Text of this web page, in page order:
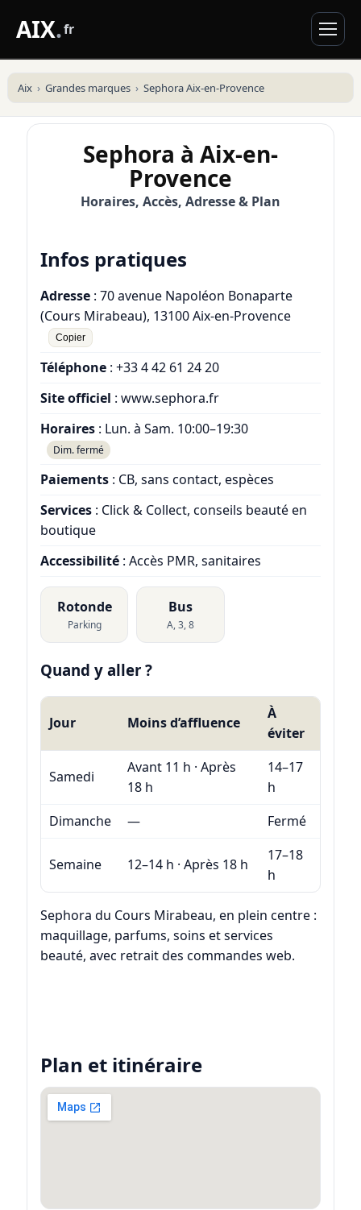
AIX.fr
Aix Grandes marques Sephora Aix-en-Provence
Sephora à Aix-en-
Provence
Horaires, Accès, Adresse & Plan
Infos pratiques
Adresse: 70 avenue Napoléon Bonaparte
(Cours Mirabeau), 13100 Aix-en-Provence
Copier
Téléphone: +33 4 42 61 24 20
Site officiel : www.sephora.fr
Horaires: Lun. à Sam. 10:00–19:30
Dim. fermé
Paiements: CB, sans contact, espèces
Services: Click & Collect, conseils beauté en
boutique
Accessibilité: Accès PMR, sanitaires
Rotonde
Parking
Bus
A, 3, 8
Quand y aller ?
Jour Moins d’affluence
À
éviter
Samedi
Avant 11 h · Après
18 h
14–17
h
Dimanche
— Fermé
Semaine 12–14 h · Après 18 h
17–18
h
Sephora du Cours Mirabeau, en plein centre :
maquillage, parfums, soins et services
beauté, avec retrait des commandes web.
Plan et itinéraire